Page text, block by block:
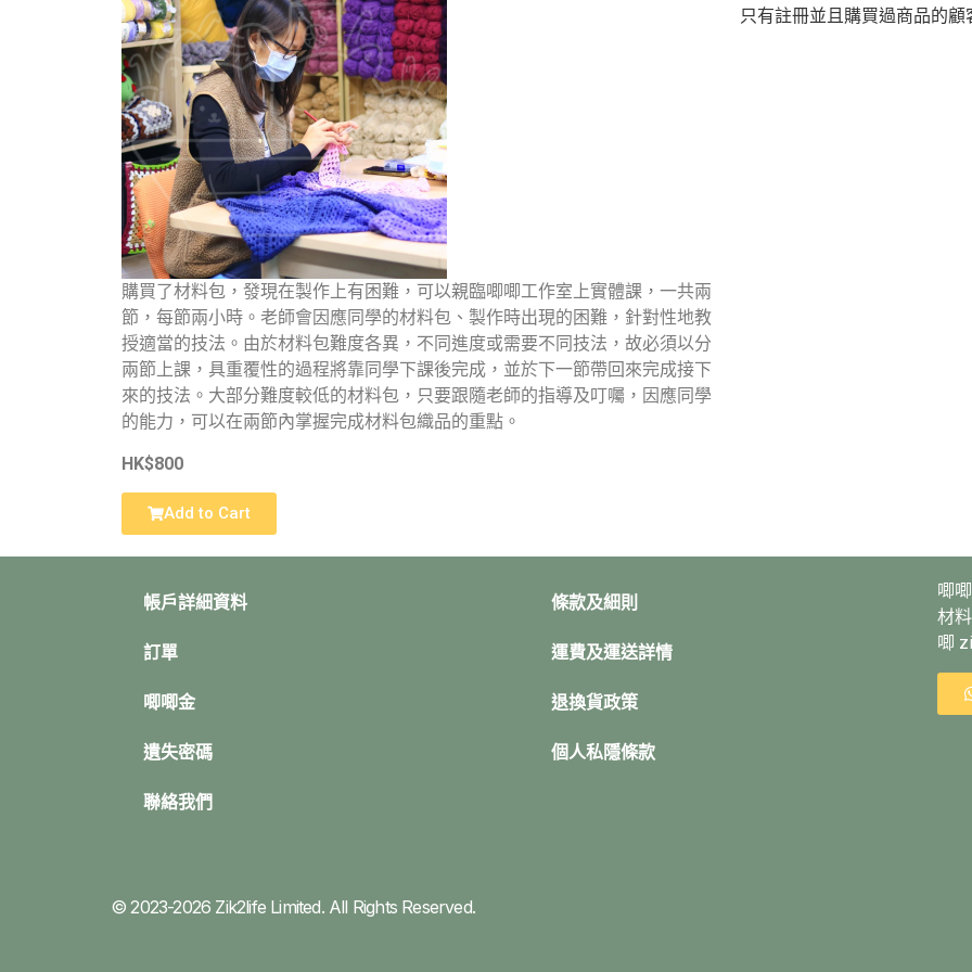
購買了材料包，發現在製作上有困難，可以親臨唧唧工作室上實體課，一共兩
節，每節兩小時。老師會因應同學的材料包、製作時出現的困難，針對性地教
授適當的技法。由於材料包難度各異，不同進度或需要不同技法，故必須以分
兩節上課，具重覆性的過程將靠同學下課後完成，並於下一節帶回來完成接下
來的技法。大部分難度較低的材料包，只要跟隨老師的指導及叮囑，因應同學
的能力，可以在兩節內掌握完成材料包織品的重點。
HK$800
Add to Cart
只有註冊並且購買過商品的顧
帳戶詳細資料
訂單
唧唧金
遺失密碼
聯絡我們
條款及細則
運費及運送詳情
退換貨政策
個人私隱條款
唧
材
唧
© 2023-2026 Zik2life Limited. All Rights Reserved.